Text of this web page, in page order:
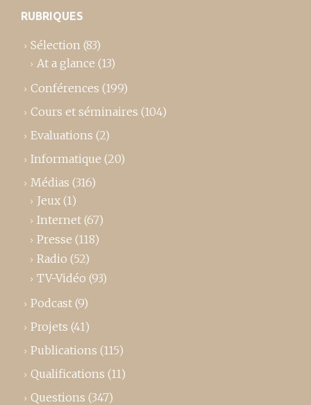
RUBRIQUES
Sélection (83)
At a glance (13)
Conférences (199)
Cours et séminaires (104)
Evaluations (2)
Informatique (20)
Médias (316)
Jeux (1)
Internet (67)
Presse (118)
Radio (52)
TV-Vidéo (93)
Podcast (9)
Projets (41)
Publications (115)
Qualifications (11)
Questions (347)